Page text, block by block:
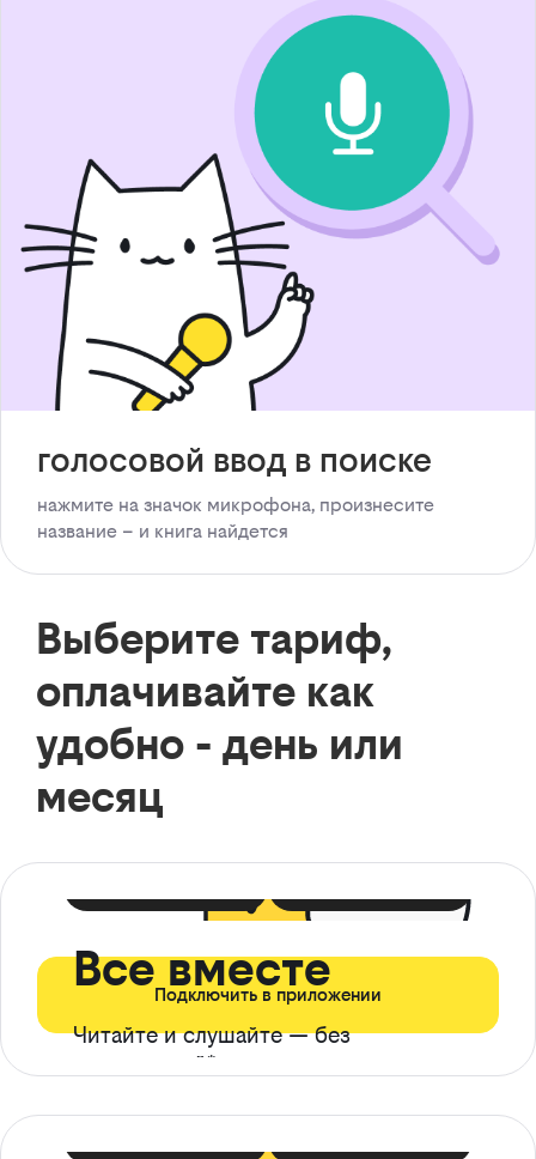
голосовой ввод в поиске
нажмите на значок микрофона, произнесите
название – и книга найдется
Выберите тариф,
оплачивайте как
удобно - день или
месяц
Все вместе
Читайте и слушайте — без
ограничений*
Подключить в приложении